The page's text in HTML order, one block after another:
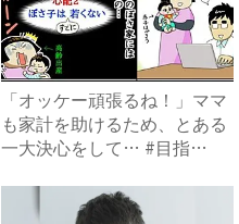
「オッケー頑張るね！」ママ
も家計を助けるため、とある
一大決心をして… #目指